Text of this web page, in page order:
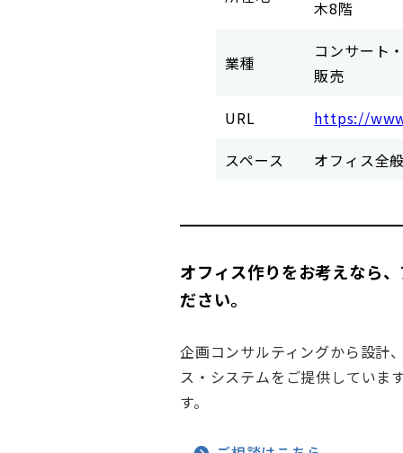
木8階
業種
コンサート
販売
URL
https://
スペース
オフィス全
オフィス作りをお考えなら
ださい。
企画コンサルティングから設計
ス・システムをご提供していま
す。